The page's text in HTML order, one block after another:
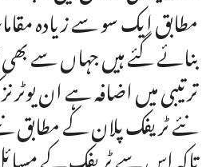
مطابق ایک سو سے زیادہ
بنائے گئے ہیں جہاں سے
ترتیبی میں اضافہ ہے ان
نئے ٹریفک پلان کے مطابق
تاکہ اس سے ٹریفک کے